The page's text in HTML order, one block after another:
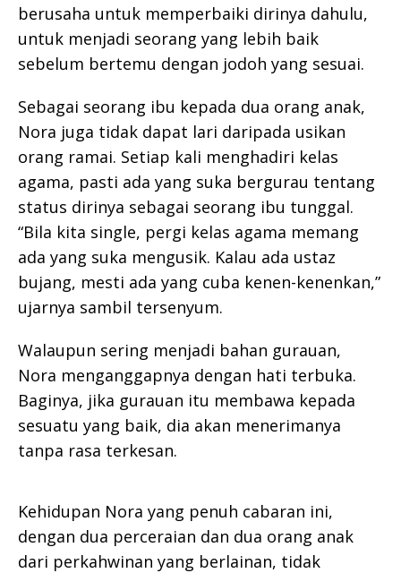
berusaha untuk memperbaiki dirinya dahulu,
untuk menjadi seorang yang lebih baik
sebelum bertemu dengan jodoh yang sesuai.
Sebagai seorang ibu kepada dua orang anak,
Nora juga tidak dapat lari daripada usikan
orang ramai. Setiap kali menghadiri kelas
agama, pasti ada yang suka bergurau tentang
status dirinya sebagai seorang ibu tunggal.
“Bila kita single, pergi kelas agama memang
ada yang suka mengusik. Kalau ada ustaz
bujang, mesti ada yang cuba kenen-kenenkan,”
ujarnya sambil tersenyum.
Walaupun sering menjadi bahan gurauan,
Nora menganggapnya dengan hati terbuka.
Baginya, jika gurauan itu membawa kepada
sesuatu yang baik, dia akan menerimanya
tanpa rasa terkesan.
Kehidupan Nora yang penuh cabaran ini,
dengan dua perceraian dan dua orang anak
dari perkahwinan yang berlainan, tidak